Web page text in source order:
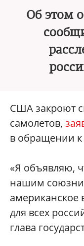
Об этом
США закроют
самолетов,
в обращении к
«Я объявляю,
нашим
американское
для всех
глава